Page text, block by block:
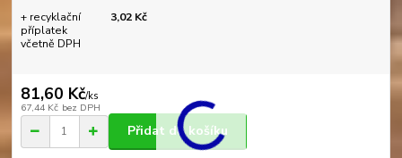
+ recyklační
příplatek
včetně DPH
3,02 Kč
81,60 Kč/ks
67,44 Kč bez DPH
Přidat do košíku